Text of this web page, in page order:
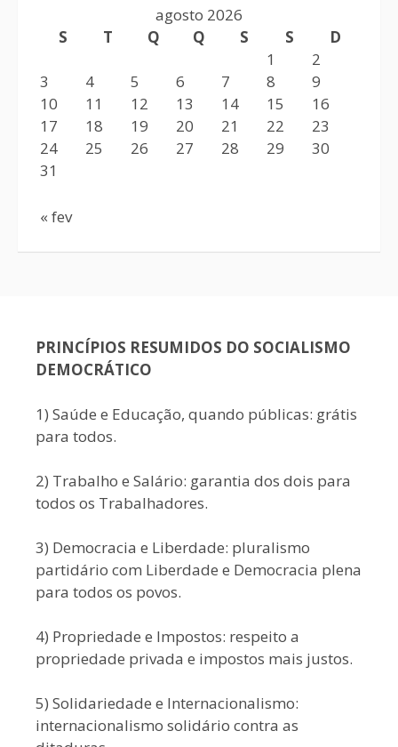
agosto 2026
S
T Q Q S S
D
1
2
3
4 5 6 7 8
9
10
11 12 13 14 15
16
17
18 19 20 21 22
23
24
25 26 27 28 29
30
31
« fev
PRINCÍPIOS RESUMIDOS DO SOCIALISMO
DEMOCRÁTICO
1) Saúde e Educação, quando públicas: grátis
para todos.
2) Trabalho e Salário: garantia dos dois para
todos os Trabalhadores.
3) Democracia e Liberdade: pluralismo
partidário com Liberdade e Democracia plena
para todos os povos.
4) Propriedade e Impostos: respeito a
propriedade privada e impostos mais justos.
5) Solidariedade e Internacionalismo:
internacionalismo solidário contra as